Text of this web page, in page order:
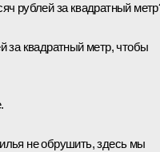
рублей за квадратный
за квадратный метр, чтобы
не обрушить, здесь мы